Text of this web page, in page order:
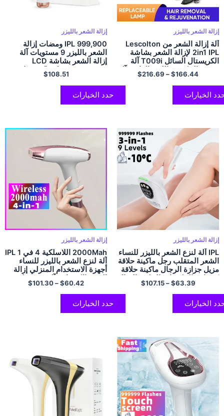
إزالة الشعر بالليزر
آلة إزالة الشعر من Lescolton
2in1 IPL لإزالة الشعر بشاشة
الكريستال السائل T009i آلة
تهذيب البيكيني بالليزر الدائمة آلة
إزالة الشعر الكهربائية بالليزر
$166.44
–
$216.69
الخيارات
إزالة الشعر بالليزر
IPL 999,900 ومضات إزالة
الشعر بالليزر 9 مستويات آلة
إزالة الشعر بشاشة LCD
HR/SC/RA مزيل ماكينة حلاقة
كهربائية للنساء بيكيني الجسم
$108.51
حدد الخيارات
إزالة الشعر بالليزر
IPL آلة لنزع الشعر بالليزر للنساء
الشعر المتقلب رجل ماكينة حلاقة
مزيل جزازة الرجال ماكينة حلاقة
كهربائية البيكينيات الحلاقة الصالة
الرياضية آلة قطع الشعر
$63.39
–
$107.15
الخيارات
إزالة الشعر بالليزر
2000Mah اللاسلكية 4 في 1 IPL
آلة لنزع الشعر بالليزر للنساء
أجهزة الاستخدام المنزلي إزالة
الشعر الكهربائية آلة غير مؤلمة
بيكيني دروبشيبينغ
$60.42
–
$101.30
حدد الخيارات